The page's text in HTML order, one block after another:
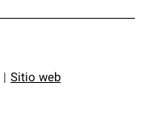
Sitio web